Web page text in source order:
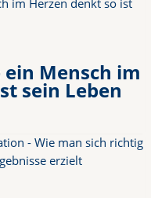
ein Mensch im
sein Leben